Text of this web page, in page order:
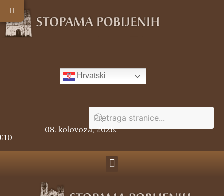
Hrvatski
08. kolovoza, 2026.